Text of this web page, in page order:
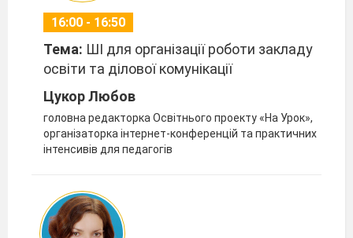
16:00 - 16:50
Тема: ШІ для організації роботи закладу
освіти та ділової комунікації
Цукор Любов
головна редакторка Освітнього проекту «На Урок»,
організаторка інтернет-конференцій та практичних
інтенсивів для педагогів